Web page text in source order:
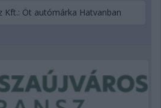
Kft.: Öt autómárka Hatvanban